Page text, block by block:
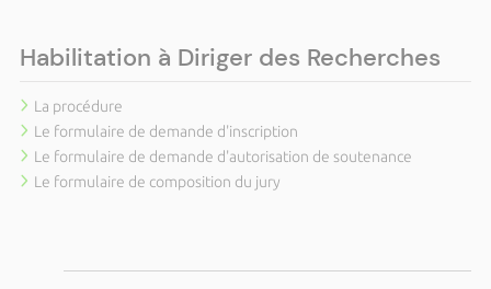
Habilitation à Diriger des Recherches
La procédure
Le formulaire de demande d'inscription
Le formulaire de demande d'autorisation de soutenance
Le formulaire de composition du jury